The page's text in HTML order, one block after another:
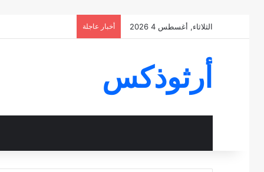
الثلاثاء, أغسطس 4 2026 أخبار عاجلة
أرثوذكس